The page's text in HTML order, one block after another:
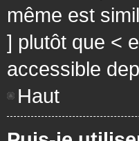
même est
] plutôt que <
accessible
Haut